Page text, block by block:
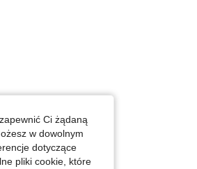
Ci żądaną
w dowolnym
dotyczące
pliki cookie, które